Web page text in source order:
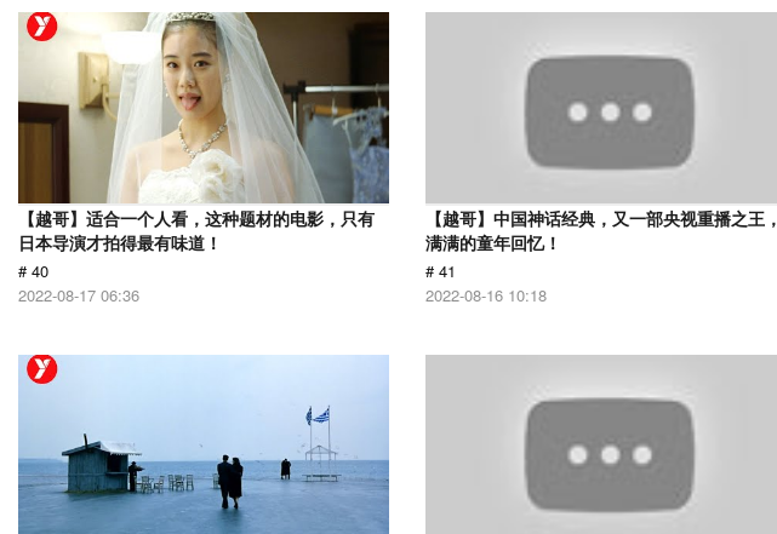
【越哥】适合一个人看，这种题材的电影，只有
日本导演才拍得最有味道！
# 40
2022-08-17 06:36
【越哥】中国神话经典，又一部央视重播之王，
满满的童年回忆！
# 41
2022-08-16 10:18